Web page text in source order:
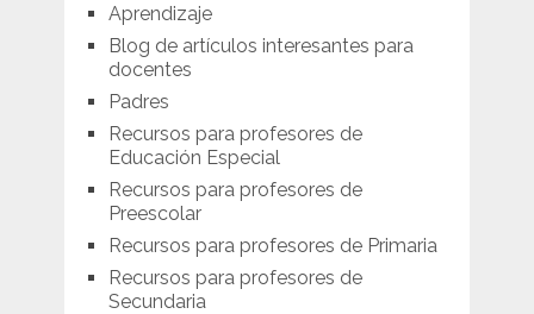
Aprendizaje
Blog de artículos interesantes para
docentes
Padres
Recursos para profesores de
Educación Especial
Recursos para profesores de
Preescolar
Recursos para profesores de Primaria
Recursos para profesores de
Secundaria